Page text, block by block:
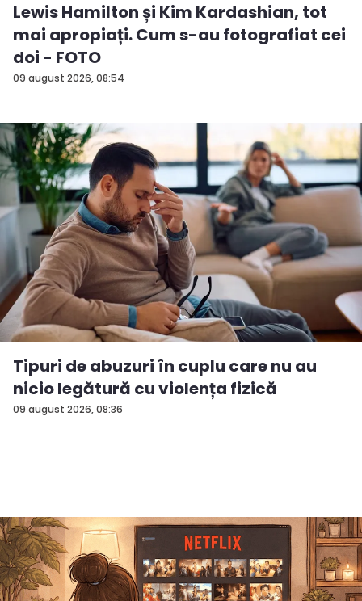
09 august 2026, 08:54
Lewis Hamilton și Kim Kardashian, tot
mai apropiați. Cum s-au fotografiat cei
doi - FOTO
09 august 2026, 08:36
Tipuri de abuzuri în cuplu care nu au
nicio legătură cu violența fizică